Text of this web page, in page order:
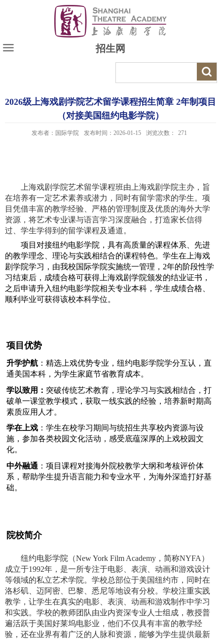
招生网
2026级上海戏剧学院艺术留学课程招生简章 2年制项目
（对接美国纽约电影学院）
发布者：国际学院 发布时间：2026-01-15 浏览次数： 271
上海戏剧学院艺术留学课程班由上海戏剧学院主办，旨
在培养有一定艺术素养或潜力，同时有留学需求的学生。项
目凭借丰富的教学经验、严格的管理制度及优质的海外大学
资源，将艺术专业课与语言学习深度融合，打造家长信得
过、学生学得到的留学课程及通道。
项目对接纽约电影学院，具有高质量的课程体系、先进
的教学理念、理论与实践相结合的课程特色。学生在上海戏
剧学院学习，由我校国际学院实施统一管理， 2年的阶段性学
习结束后，成绩合格可获得上海戏剧学院颁发的结业证书，
之后申请升入纽约电影学院相关专业本科，学生成绩合格、
顺利毕业可获得该校本科学位。
项目优势
升学护航：精选上戏优势专业，纽约电影学院学分互认，直
通美国本科，为学生家庭节省教育成本。
学以致用： 突破传统艺术教育，理论学习与实践相结合，打
破单一课堂教学模式，获取一线实践的经验，培养新时期高
素质应用人才。
学在上戏：学生在校学习期间与统招生共享校内资源与设
施，参加各类校园文化活动，感受底蕴深厚的上戏校园文
化。
中外融通 ：项目课程对接海外院校教学大纲和考核评价体
系，帮助学生提升语言能力和专业水平，为海外深造打好基
础。
院校简介
纽约电影学院（New York Film Academy ，简称NYFA ）
成立于1992年，是一所专注于电影、表演、动画和游戏设计
等领域的私立艺术学院。学校总部位于美国纽约市，同时在
洛杉矶、迈阿密、巴黎、悉尼等地设有分校。学校注重实践
教学，让学生在真实的电影、表演、动画和游戏制作中学习
和实践。学校的教师团队由业内资深专业人士组成，教授普
遍活跃于美国好莱坞电影业，他们不仅具有丰富的教学经
验，还在业界有着广泛的人脉和资源，能够为学生提供最新